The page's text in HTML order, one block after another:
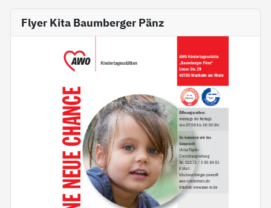
Flyer Kita Baumberger Pänz